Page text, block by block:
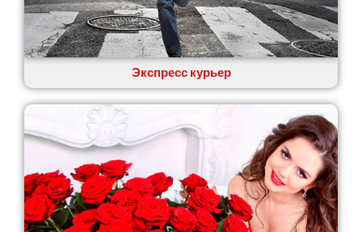
Экспресс курьер